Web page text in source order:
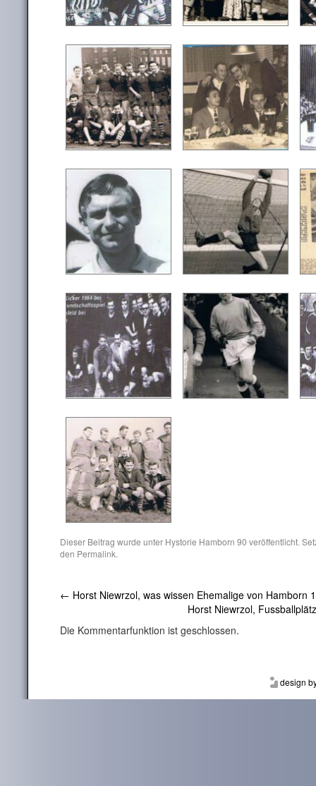
Dieser Beitrag wurde unter Hystorie Hamborn 90 veröffentlicht.
den Permalink.
← Horst Niewrzol, was wissen Ehemalige von Hamborn
Horst Niewrzol,
Die Kommentarfunktion ist geschlossen.
design